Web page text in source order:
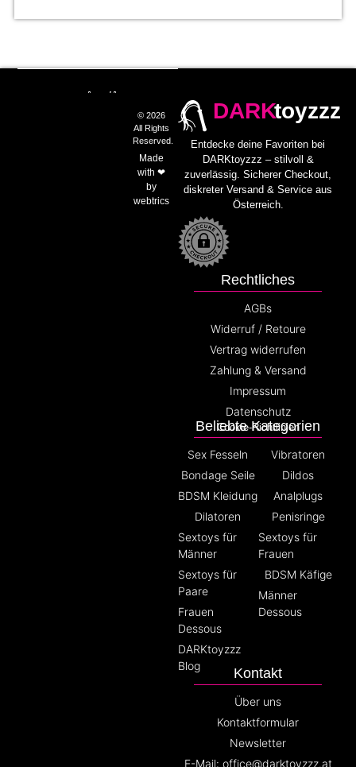
DARKtoyzzz
Entdecke deine Favoriten bei
DARKtoyzzz – stilvoll &
zuverlässig. Sicherer Checkout,
diskreter Versand & Service aus
Österreich.
Beliebte Kategorien
Sex Fesseln
Bondage Seile
BDSM Kleidung
Dilatoren
Sextoys für
Männer
Sextoys für
Paare
Frauen
Dessous
DARKtoyzzz
Blog
Vibratoren
Dildos
Analplugs
Penisringe
Sextoys für
Frauen
BDSM Käfige
Männer
Dessous
Rechtliches
AGBs
Widerruf / Retoure
Vertrag widerrufen
Zahlung & Versand
Impressum
Datenschutz
Cookie-Richtlinien
Kontakt
Über uns
Kontaktformular
Newsletter
E-Mail: office@darktoyzzz.at
© 2026
All Rights
Reserved.
Made
with ❤
by
webtrics